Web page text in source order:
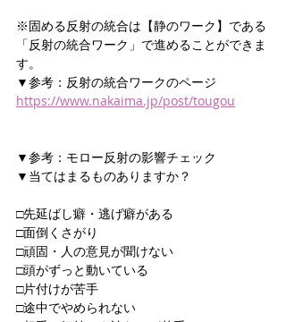
※固める反射の統合は 【静のワーク】である
「反射の統合ワーク」で進めることができま
す。
▼参考：反射の統合ワークのページ
https://www.nakaima.jp/post/tougou
▼参考：モロー反射の影響チェック
▼当てはまるものありますか？
□先延ばし癖・逃げ癖がある
□面倒くさがり
□頑固・人の意見が聞けない
□頭がずっと動いている
□片付けが苦手
□途中でやめられない